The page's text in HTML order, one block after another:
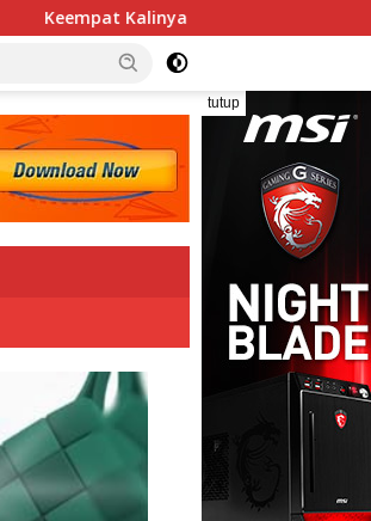
Kabulkan Eksepsi, Kado Songsong
tutup